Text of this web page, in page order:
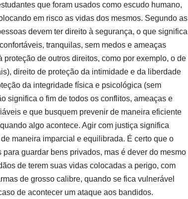
que foram usados como escudo humano,
em risco as vidas dos mesmos. Segundo as
devem ter direito à segurança, o que significa
tranquilas, sem medos e ameaças
de outros direitos, como por exemplo, o de
direito de proteção da intimidade e da liberdade
da integridade física e psicológica (sem
significa o fim de todos os conflitos, ameaças e
e que busquem prevenir de maneira eficiente
algo acontece. Agir com justiça significa
maneira imparcial e equilibrada. É certo que o
guardar bens privados, mas é dever do mesmo
de terem suas vidas colocadas a perigo, com
de grosso calibre, quando se fica vulnerável
de acontecer um ataque aos bandidos.